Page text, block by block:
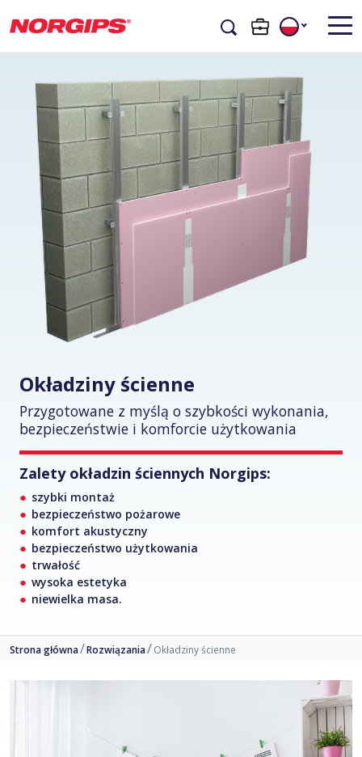
Okładziny ścienne
Przygotowane z myślą o szybkości wykonania,
bezpieczeństwie i komforcie użytkowania
Zalety okładzin ściennych Norgips:
szybki montaż
bezpieczeństwo pożarowe
komfort akustyczny
bezpieczeństwo użytkowania
trwałość
wysoka estetyka
niewielka masa.
Strona główna Rozwiązania Okładziny ścienne